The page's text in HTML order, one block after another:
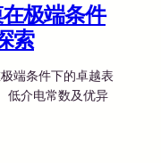
极端条件
索
端条件下的卓越表
低介电常数及优异